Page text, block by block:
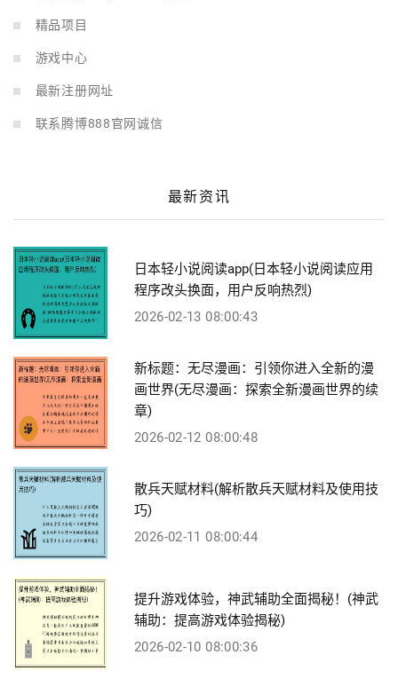
精品项目
游戏中心
最新注册网址
联系腾博888官网诚信
最新资讯
日本轻小说阅读app(日本轻小说阅读应用
程序改头换面，用户反响热烈)
2026-02-13 08:00:43
新标题：无尽漫画：引领你进入全新的漫
画世界(无尽漫画：探索全新漫画世界的续
章)
2026-02-12 08:00:48
散兵天赋材料(解析散兵天赋材料及使用技
巧)
2026-02-11 08:00:44
提升游戏体验，神武辅助全面揭秘！(神武
辅助：提高游戏体验揭秘)
2026-02-10 08:00:36